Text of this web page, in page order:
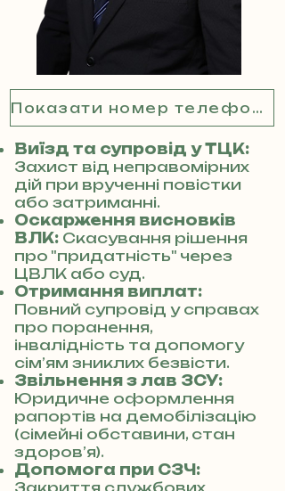
Показати номер телефону
Виїзд та супровід у ТЦК:
Захист від неправомірних
дій при врученні повістки
або затриманні.
Оскарження висновків
ВЛК: Скасування рішення
про "придатність" через
ЦВЛК або суд.
Отримання виплат:
Повний супровід у справах
про поранення,
інвалідність та допомогу
сім’ям зниклих безвісти.
Звільнення з лав ЗСУ:
Юридичне оформлення
рапортів на демобілізацію
(сімейні обставини, стан
здоров’я).
Допомога при СЗЧ:
Закриття службових